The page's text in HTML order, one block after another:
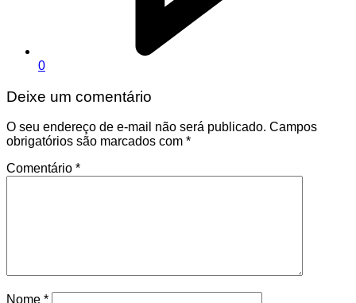
0
Deixe um comentário
O seu endereço de e-mail não será publicado. Campos
obrigatórios são marcados com *
Comentário *
Nome *